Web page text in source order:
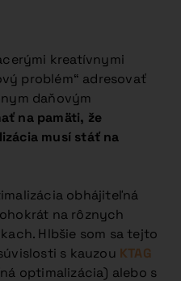
kreatívnymi
problém“ adresovať
daňovým
na pamäti, že
musí stáť na
obhájiteľná
na rôznych
Hlbšie som sa tejto
s kauzou KTAG
optimalizácia) alebo s